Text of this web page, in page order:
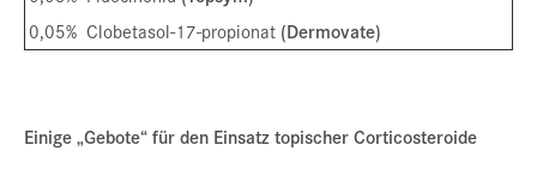
0,05% Clobetasol-17-propionat (Dermovate)
Einige „Gebote“ für den Einsatz topischer Corticosteroide